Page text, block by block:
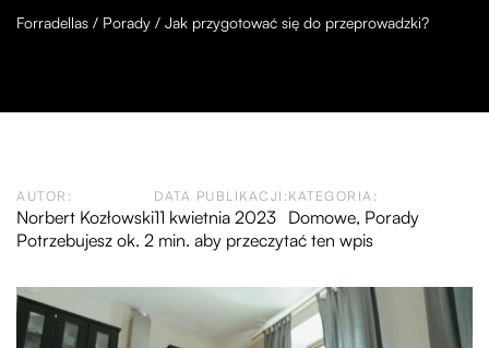
Forradellas / Porady / Jak przygotować się do przeprowadzki?
AUTOR:
Norbert Kozłowski
DATA PUBLIKACJI:
11 kwietnia 2023
KATEGORIA:
Domowe, Porady
Potrzebujesz ok. 2 min. aby przeczytać ten wpis